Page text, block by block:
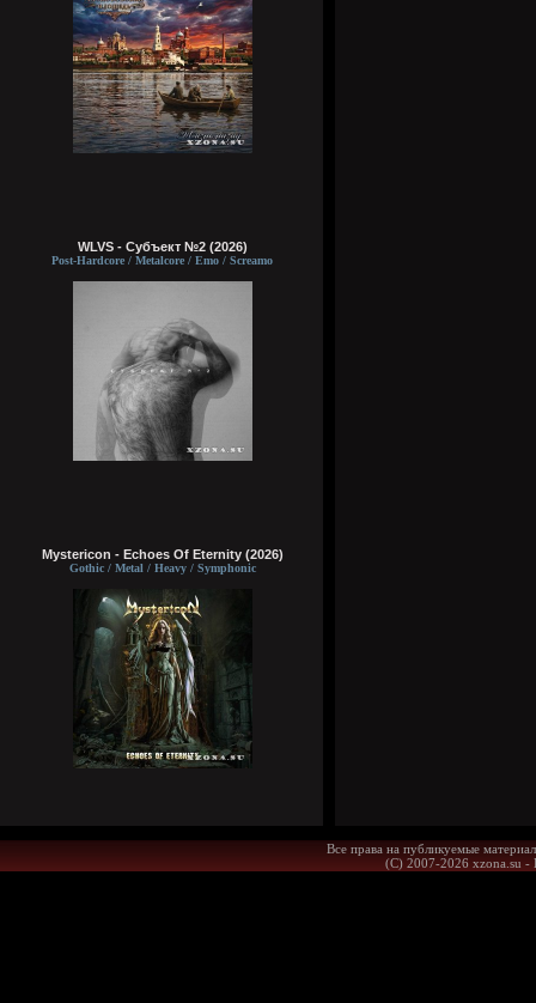
WLVS - Субъект №2 (2026)
Post-Hardcore / Metalcore / Emo / Screamo
Mystericon - Echoes Of Eternity (2026)
Gothic / Metal / Heavy / Symphonic
Все права на публикуемые
(С) 2007-2026 xzona.su -